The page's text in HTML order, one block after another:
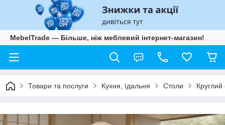
MebelTrade — Більше, ніж меблевий інтернет-магазин!
Товари та послуги Кухня, їдальня Столи Круглий